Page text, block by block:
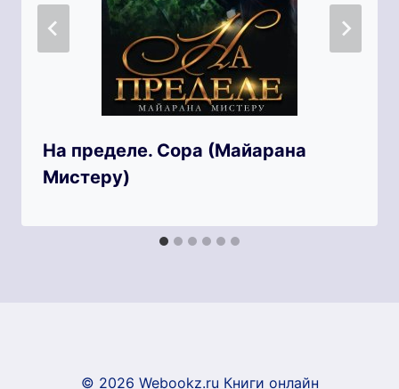
На пределе. Сора (Майарана
Мистеру)
© 2026 Webookz.ru Книги онлайн